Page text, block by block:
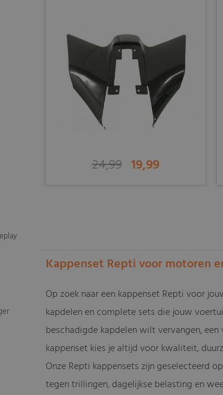
24,99 19,99
Kappenset Repti voor motoren
Op zoek naar een kappenset Repti voor
kapdelen en complete sets die jouw
beschadigde kapdelen wilt vervangen,
kappenset kies je altijd voor kwaliteit,
Onze Repti kappensets zijn geselecteerd
tegen trillingen, dagelijkse belasting en